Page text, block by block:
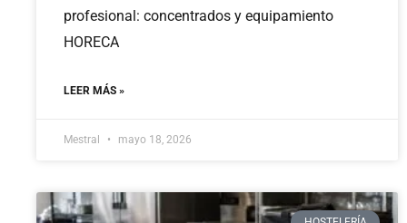
profesional: concentrados y equipamiento
HORECA
LEER MÁS »
Mestral mayo 18, 2026